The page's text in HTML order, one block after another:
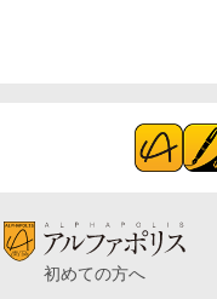
初めての方へ